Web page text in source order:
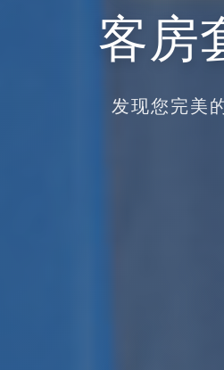
客房
发现您完美